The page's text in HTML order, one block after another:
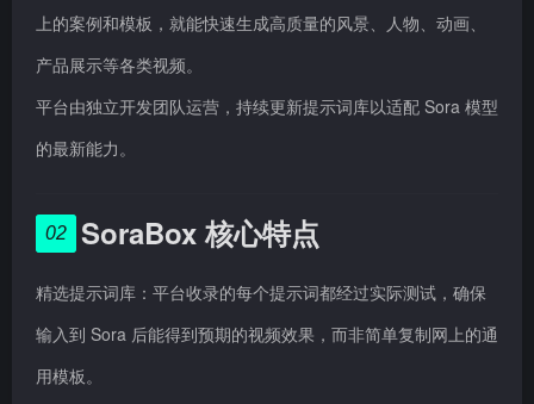
上的案例和模板，就能快速生成高质量的风景、人物、动画、
产品展示等各类视频。
平台由独立开发团队运营，持续更新提示词库以适配 Sora 模型
的最新能力。
02 SoraBox 核心特点
精选提示词库：平台收录的每个提示词都经过实际测试，确保
输入到 Sora 后能得到预期的视频效果，而非简单复制网上的通
用模板。